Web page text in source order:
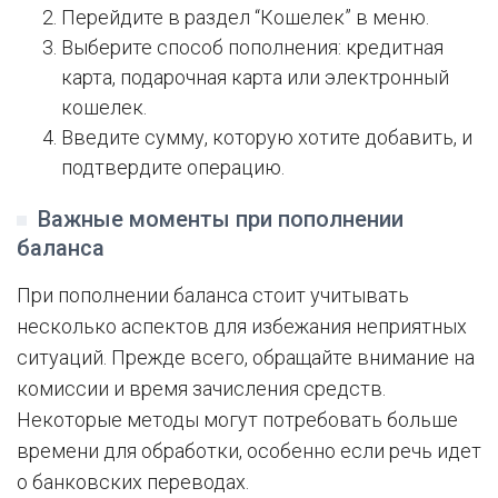
Перейдите в раздел “Кошелек” в меню.
Выберите способ пополнения: кредитная
карта, подарочная карта или электронный
кошелек.
Введите сумму, которую хотите добавить, и
подтвердите операцию.
Важные моменты при пополнении
баланса
При пополнении баланса стоит учитывать
несколько аспектов для избежания неприятных
ситуаций. Прежде всего, обращайте внимание на
комиссии и время зачисления средств.
Некоторые методы могут потребовать больше
времени для обработки, особенно если речь идет
о банковских переводах.